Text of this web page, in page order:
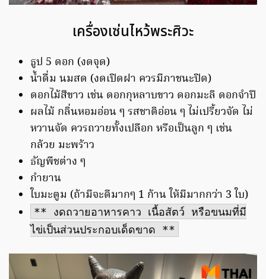
เครื่องเซ่นไหว้พระศิวะ
ธูป 5 ดอก (งดจุด)
น้ำดื่ม นมสด (งดเปิดฝา ควรมีภาชนะปิด)
ดอกไม้สีขาว เช่น ดอกกุหลาบขาว ดอกมะลิ ดอกจำปี
ผลไม้ กลิ่นหอมอ่อน ๆ รสชาติอ่อน ๆ ไม่เปรี้ยวจัด ไม่
หวานจัด ควรถวายทั้งเปลือก หรือเป็นลูก ๆ เช่น
กล้วย มะพร้าว
ธัญพืชต่าง ๆ
กำยาน
ใบมะตูม (ถ้ามีจะดีมากๆ 1 ก้าน ให้มีมากกว่า 3 ใบ)
** งดถวายอาหารคาว เนื้อสัตว์ หรือขนมที่มี
ไข่เป็นส่วนประกอบเด็ดขาด **